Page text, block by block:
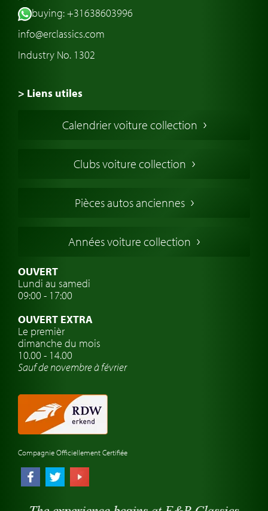
buying: +31638603996
info@erclassics.com
Industry No. 1302
> Liens utiles
Voiture Collection Europe
Voitures Anglaises
Voitures Allemandes
Voitures Suédoises
Assurance voiture de collection
Clubs de voitures classiques
Atelier de voitures anciennes
Montres de marque de voiture
Calendrier voiture collection
Clubs voiture collection
Pièces autos anciennes
Années voiture collection
OUVERT
Lundi au samedi
09:00 - 17:00
OUVERT EXTRA
Le premièr
dimanche du mois
10.00 - 14.00
Sauf de novembre à février
Compagnie Officiellement Certifiée